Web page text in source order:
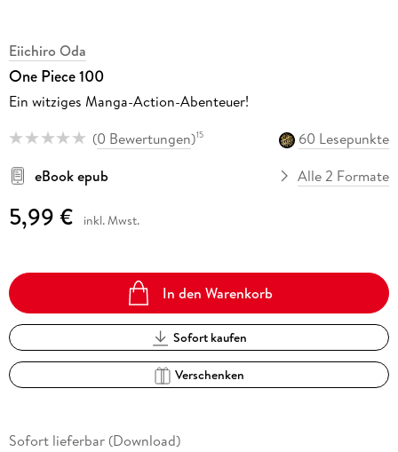
Eiichiro Oda
One Piece 100
Ein witziges Manga-Action-Abenteuer!
(0 Bewertungen)15
60 Lesepunkte
eBook epub
Alle 2 Formate
5,99 € inkl. Mwst.
In den Warenkorb
Sofort kaufen
Verschenken
Sofort lieferbar (Download)